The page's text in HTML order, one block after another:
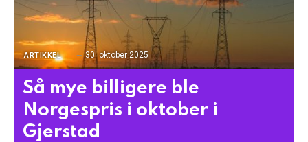
ARTIKKEL 30. oktober 2025
Så mye billigere ble
Norgespris i oktober i
Gjerstad